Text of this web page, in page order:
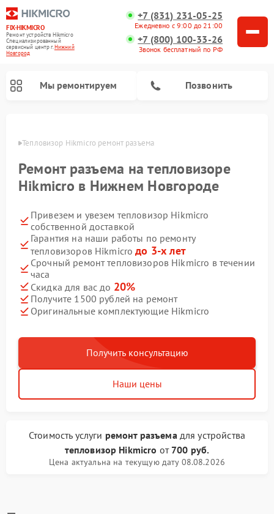
FIX-HIKMICRO
Ремонт устройств Hikmicro
Специализированный
cервисный центр г.Нижний
Новгород
+7 (831) 231-05-25
Ежедневно с 9:00 до 21:00
+7 (800) 100-33-26
Звонок бесплатный по РФ
Мы ремонтируем Позвонить
Тепловизор Hikmicro ремонт разъема
Ремонт разъема на тепловизоре
Hikmicro в Нижнем Новгороде
Привезем и увезем тепловизор Hikmicro
собственной доставкой
Гарантия на наши работы по ремонту
тепловизоров Hikmicroдо 3-х лет
Срочный ремонт тепловизоров Hikmicro в течении
часа
Скидка для вас до 20%
Получите 1500 рублей на ремонт
Оригинальные комплектующие Hikmicro
Получить консультацию
Наши цены
Стоимость услуги ремонт разъема для устройства
тепловизор Hikmicro от 700 руб.
Цена актуальна на текущую дату 08.08.2026